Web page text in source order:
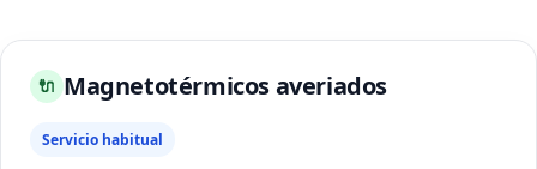
🔌 Magnetotérmicos averiados
Servicio habitual